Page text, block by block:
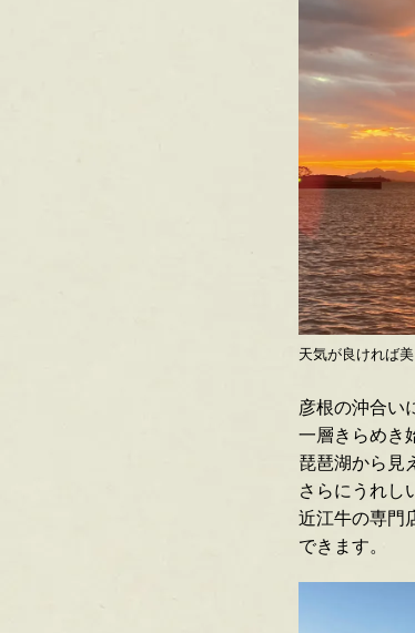
天気が良ければ
彦根の沖合い
一層きらめき
琵琶湖から見
さらにうれし
近江牛の専門
できます。